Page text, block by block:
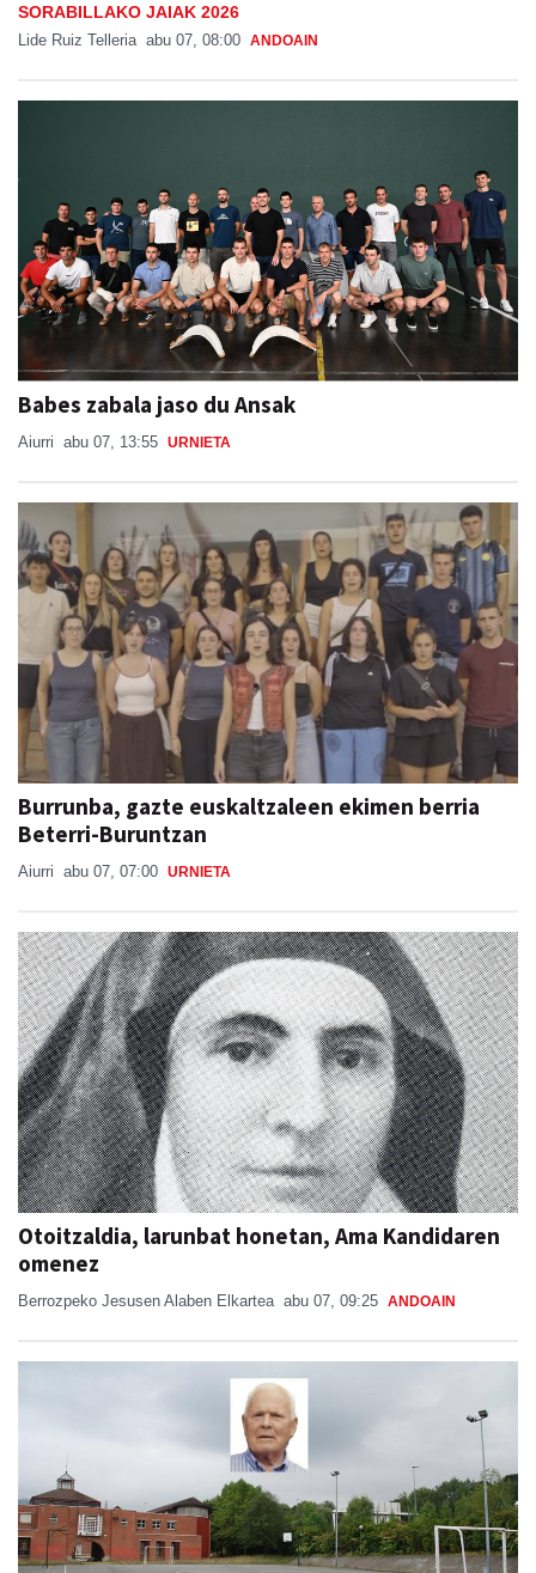
SORABILLAKO JAIAK 2026
Lide Ruiz Telleria abu 07, 08:00 ANDOAIN
Babes zabala jaso du Ansak
Aiurri abu 07, 13:55 URNIETA
Burrunba, gazte euskaltzaleen ekimen berria
Beterri-Buruntzan
Aiurri abu 07, 07:00 URNIETA
Otoitzaldia, larunbat honetan, Ama Kandidaren
omenez
Berrozpeko Jesusen Alaben Elkartea abu 07, 09:25 ANDOAIN